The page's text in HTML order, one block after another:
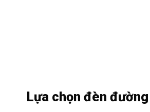
Lựa chọn đèn